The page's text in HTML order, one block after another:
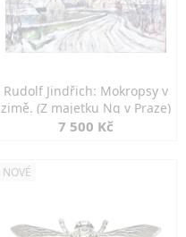
Rudolf Jindřich: Mokropsy v
zimě. (Z majetku Ng v Praze)
7 500 Kč
NOVÉ